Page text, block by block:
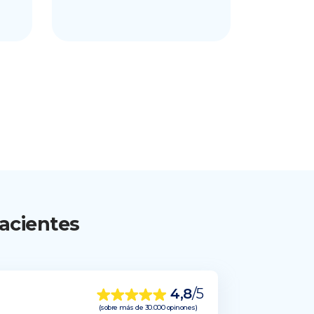
4,8/5
(sobre más de 30.000 opinones)